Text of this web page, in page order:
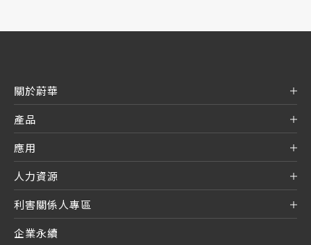
關於蔚華
產品
應用
人力資源
利害關係人專區
企業永續